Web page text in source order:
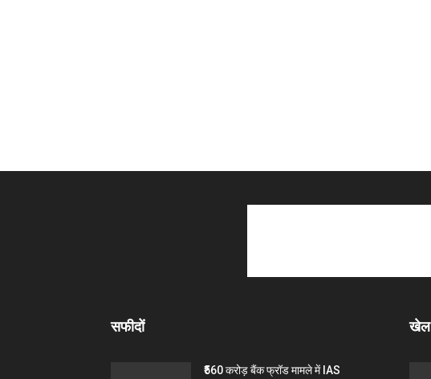
सफीदों
₹560 करोड़ बैंक फ्रॉड मामले में IAS
खेल